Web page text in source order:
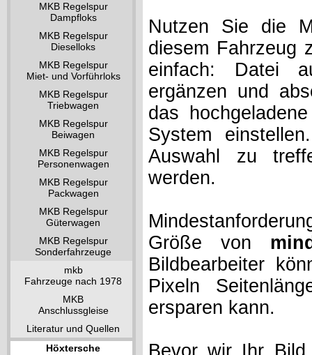
MKB Regelspur
Dampfloks
MKB Regelspur
Dieselloks
MKB Regelspur
Miet- und Vorführloks
MKB Regelspur
Triebwagen
MKB Regelspur
Beiwagen
MKB Regelspur
Personenwagen
MKB Regelspur
Packwagen
MKB Regelspur
Güterwagen
MKB Regelspur
Sonderfahrzeuge
mkb
Fahrzeuge nach 1978
MKB
Anschlussgleise
Literatur und Quellen
Höxtersche
Nutzen Sie die
diesem Fahrzeug
einfach: Datei
ergänzen und
das
System
Auswahl zu
werden.
Größe von
Bildbearbeiter
Pixeln
ersparen kann.
Bevor wir Ihr